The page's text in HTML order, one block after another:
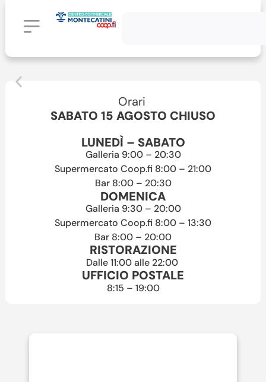
Orari
SABATO 15 AGOSTO CHIUSO
LUNEDÌ – SABATO
Galleria 9:00 – 20:30
Supermercato Coop.fi 8:00 – 21:00
Bar 8:00 – 20:30
DOMENICA
Galleria 9:30 – 20:00
Supermercato Coop.fi 8:00 – 13:30
Bar 8:00 – 20:00
RISTORAZIONE
Dalle 11:00 alle 22:00
UFFICIO POSTALE
8:15 – 19:00